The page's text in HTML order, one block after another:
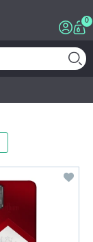
0